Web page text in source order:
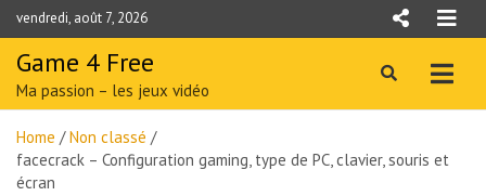
Skip
to
content
vendredi, août 7, 2026
Game 4 Free
Ma passion – les jeux vidéo
Home
Non classé
facecrack – Configuration gaming, type de PC, clavier, souris et
écran